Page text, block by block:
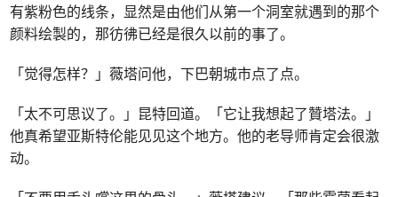
有紫粉色的线条，显然是由他们从第一个洞室就遇到的那个
颜料绘製的，那彷彿已经是很久以前的事了。
「觉得怎样？」薇塔问他，下巴朝城市点了点。
「太不可思议了。」昆特回道。「它让我想起了贊塔法。」
他真希望亚斯特伦能见见这个地方。他的老导师肯定会很激
动。